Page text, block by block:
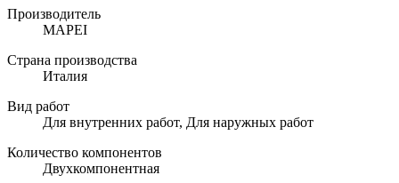
Производитель
MAPEI
Страна производства
Италия
Вид работ
Для внутренних работ, Для наружных работ
Количество компонентов
Двухкомпонентная